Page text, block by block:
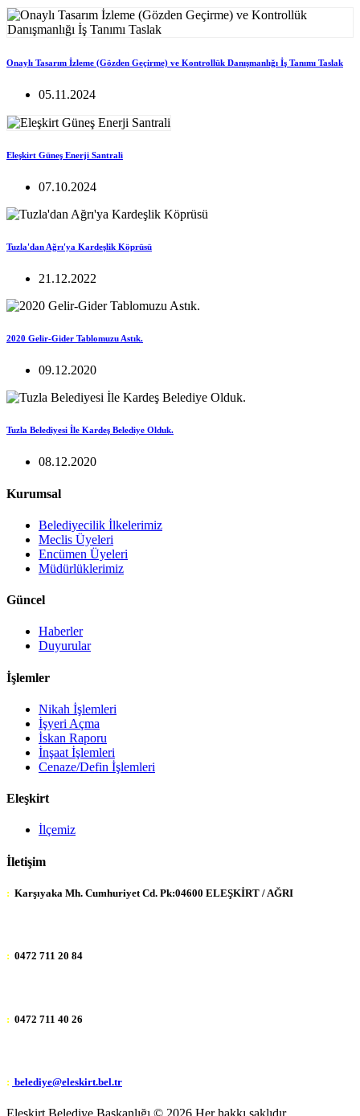
Onaylı Tasarım İzleme (Gözden Geçirme) ve Kontrollük Danışmanlığı İş Tanımı Taslak
05.11.2024
Eleşkirt Güneş Enerji Santrali
07.10.2024
Tuzla'dan Ağrı'ya Kardeşlik Köprüsü
21.12.2022
2020 Gelir-Gider Tablomuzu Astık.
09.12.2020
Tuzla Belediyesi İle Kardeş Belediye Olduk.
08.12.2020
Kurumsal
Belediyecilik İlkelerimiz
Meclis Üyeleri
Encümen Üyeleri
Müdürlüklerimiz
Güncel
Haberler
Duyurular
İşlemler
Nikah İşlemleri
İşyeri Açma
İskan Raporu
İnşaat İşlemleri
Cenaze/Defin İşlemleri
Eleşkirt
İlçemiz
İletişim
: Karşıyaka Mh. Cumhuriyet Cd. Pk:04600 ELEŞKİRT / AĞRI
: 0472 711 20 84
: 0472 711 40 26
: belediye@eleskirt.bel.tr
Eleşkirt Belediye Başkanlığı © 2026 Her hakkı saklıdır.